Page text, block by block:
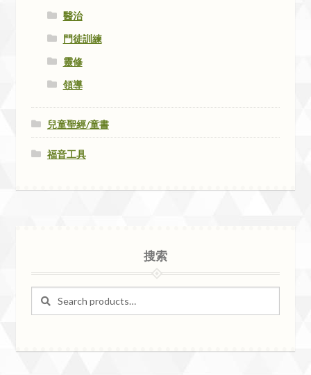
醫治
門徒訓練
靈修
領導
兒童聖經/童書
福音工具
搜索